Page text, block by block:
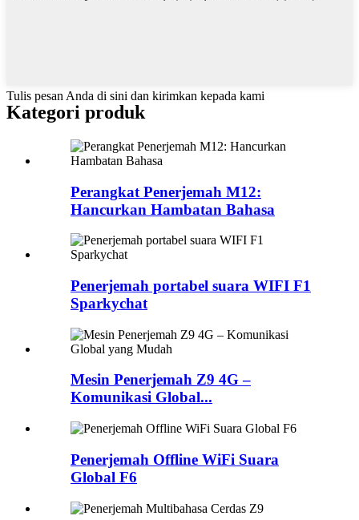
Tulis pesan Anda di sini dan kirimkan kepada kami
Kategori produk
Perangkat Penerjemah M12:
Hancurkan Hambatan Bahasa
Penerjemah portabel suara WIFI F1
Sparkychat
Mesin Penerjemah Z9 4G –
Komunikasi Global...
Penerjemah Offline WiFi Suara
Global F6